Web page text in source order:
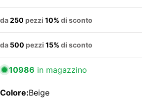
da250 pezzi 10% di sconto
da 500 pezzi 15% di sconto
10986 in magazzino
Colore:Beige